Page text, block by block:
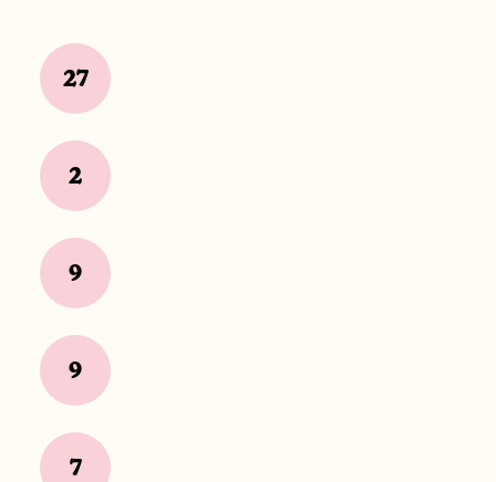
27
2
9
9
7